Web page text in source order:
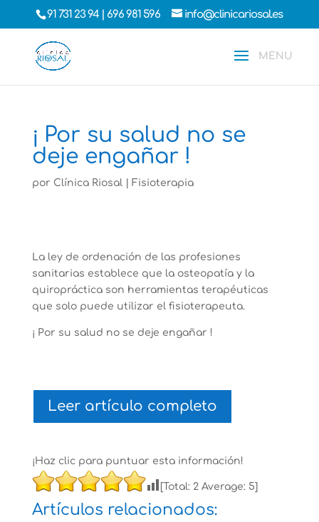
91 731 23 94 696 981 596 info@clinicariosal.es
¡ Por su salud no se
deje engañar !
por Clínica Riosal| Fisioterapia
La ley de ordenación de las profesiones
sanitarias establece que la osteopatía y la
quiropráctica son herramientas terapéuticas
que solo puede utilizar el fisioterapeuta.
¡ Por su salud no se deje engañar !
Leer artículo completo
¡Haz clic para puntuar esta información!
[Total: 2Average: 5]
Artículos relacionados: